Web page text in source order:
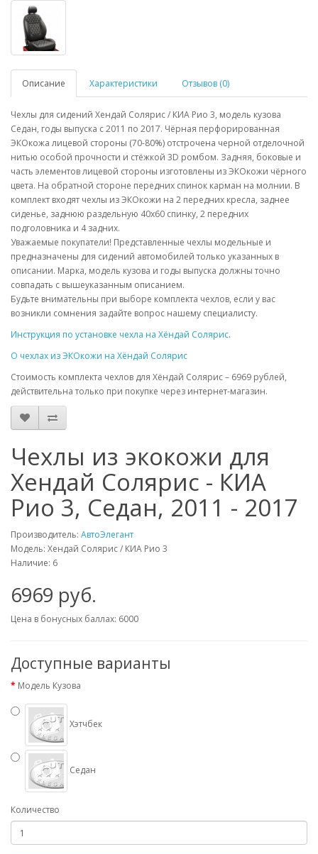
Описание Характеристики Отзывов (0)
Чехлы для сидений Хендай Солярис / КИА Рио 3, модель кузова
Седан, годы выпуска с 2011 по 2017. Чёрная перфорированная
ЭКОкожа лицевой стороны (70-80%) отстрочена черной отделочной
нитью особой прочности и стёжкой 3D ромбом. Задняя, боковые и
часть элементов лицевой стороны изготовлены из ЭКОкожи чёрного
цвета. На обратной стороне передних спинок карман на молнии. В
комплект входят чехлы из ЭКОкожи на 2 передних кресла, заднее
сиденье, заднюю раздельную 40х60 спинку, 2 передних
подголовника и 4 задних.
Уважаемые покупатели! Представленные чехлы модельные и
предназначены для сидений автомобилей только указанных в
описании. Марка, модель кузова и годы выпуска должны точно
совпадать с вышеуказанным описанием.
Будьте внимательны при выборе комплекта чехлов, если у вас
возникли сомнения задайте вопрос нашему специалисту.
Инструкция по установке чехла на Хёндай Солярис.
О чехлах из ЭКОкожи на Хёндай Солярис
Стоимость комплекта чехлов для Хёндай Солярис – 6969 рублей,
действительна только при покупке через интернет-магазин.
Чехлы из экокожи для
Хендай Солярис - КИА
Рио 3, Седан, 2011 - 2017
Производитель: АвтоЭлегант
Модель: Хендай Солярис / КИА Рио 3
Наличие: 6
6969 руб.
Цена в бонусных баллах: 6000
Доступные варианты
Модель Кузова
Хэтчбек
Седан
Количество